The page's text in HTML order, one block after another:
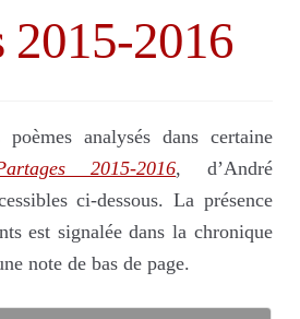
enfant
Ouvrir
le
enfant
2015-2016
analysés dans certaine
2015-2016, d’André
ci-dessous. La présence
est signalée dans la chronique
note de bas de page.